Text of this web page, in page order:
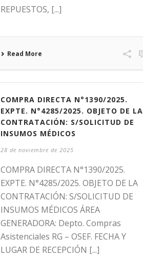
REPUESTOS, [...]
Read More
COMPRA DIRECTA N°1390/2025.
EXPTE. N°4285/2025. OBJETO DE LA
CONTRATACIÓN: S/SOLICITUD DE
INSUMOS MÉDICOS
28 de noviembre de 2025
COMPRA DIRECTA N°1390/2025.
EXPTE. N°4285/2025. OBJETO DE LA
CONTRATACIÓN: S/SOLICITUD DE
INSUMOS MÉDICOS ÁREA
GENERADORA: Depto. Compras
Asistenciales RG – OSEF. FECHA Y
LUGAR DE RECEPCIÓN [...]